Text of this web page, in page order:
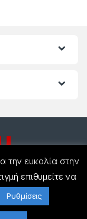
την ευκολία στην
επιθυμείτε να
Ρυθμίσεις